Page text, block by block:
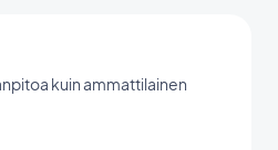
kuin ammattilainen